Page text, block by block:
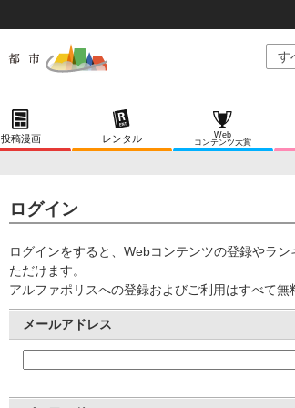
投稿漫画 レンタル
Web
コンテンツ大賞
ログイン
ログインをすると、Webコンテンツの登録やラ
ただけます。
アルファポリスへの登録およびご利用はすべて無
メールアドレス